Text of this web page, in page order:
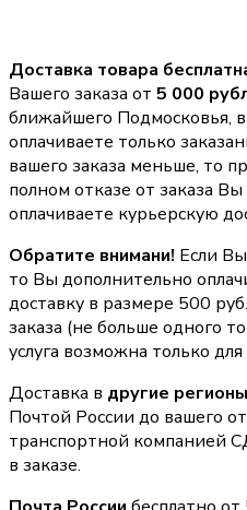
Доставка товара
Вашего заказа от 5 000
ближайшего Подмосковья,
оплачиваете только
вашего заказа меньше, то
полном отказе от заказа
оплачиваете курьерскую
Обратите внимани! Если
то Вы дополнительно
доставку в размере 500
заказа (не больше одного
услуга возможна только
Доставка в другие
Почтой России до вашего
транспортной компанией
в заказе.